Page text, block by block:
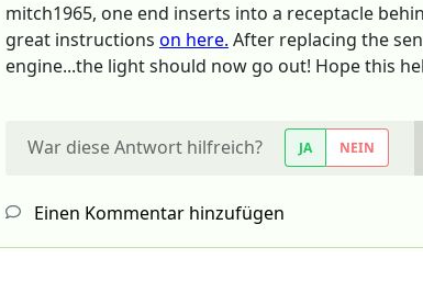
mitch1965, one end inserts into a receptacle
great instructions on here. After replacing the
engine...the light should now go out! Hope this
War diese Antwort hilfreich? JA NEIN
Einen Kommentar hinzufügen